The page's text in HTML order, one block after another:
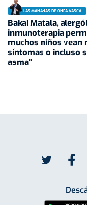
LAS MAÑANAS DE ONDA VASCA
Bakai Matala,
inmunoterapia
muchos niños vean
síntomas o incluso
asma"